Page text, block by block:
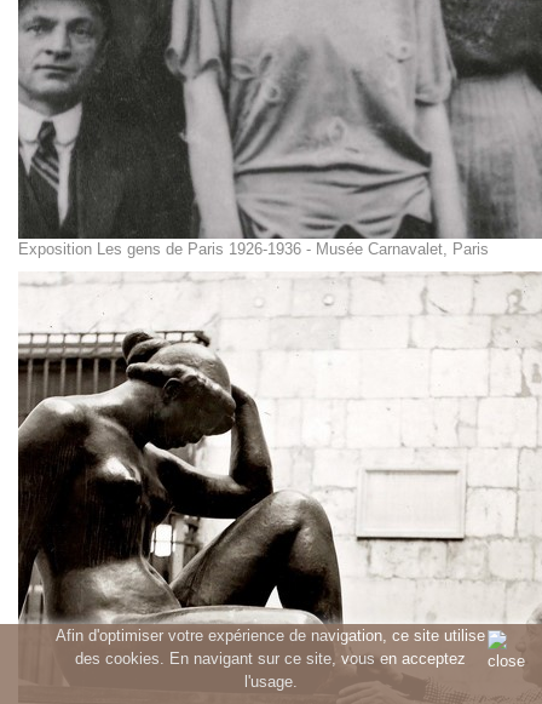
Afin d'optimiser votre expérience de navigation, ce site utilise
des cookies. En navigant sur ce site, vous en acceptez
l'usage.
Exposition Les gens de Paris 1926-1936 - Musée Carnavalet, Paris